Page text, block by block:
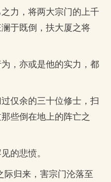
力，将两大宗门的上千
于既倒，扶大厦之将
，亦或是他的实力，都
仅余的三十位修士，扫
些倒在地上的阵亡之
的悲愤。
际归来，害宗门沦落至